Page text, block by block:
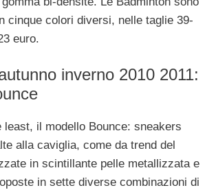
cinque colori diversi, nelle taglie 39-
euro.
inverno 2010 2011:
least, il modello Bounce: sneakers
alla caviglia, come da trend del
in scintillante pelle metallizzata e
in sette diverse combinazioni di